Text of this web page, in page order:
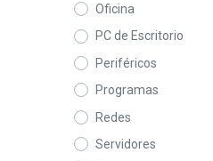
Oficina
PC de Escritorio
Periféricos
Programas
Redes
Servidores